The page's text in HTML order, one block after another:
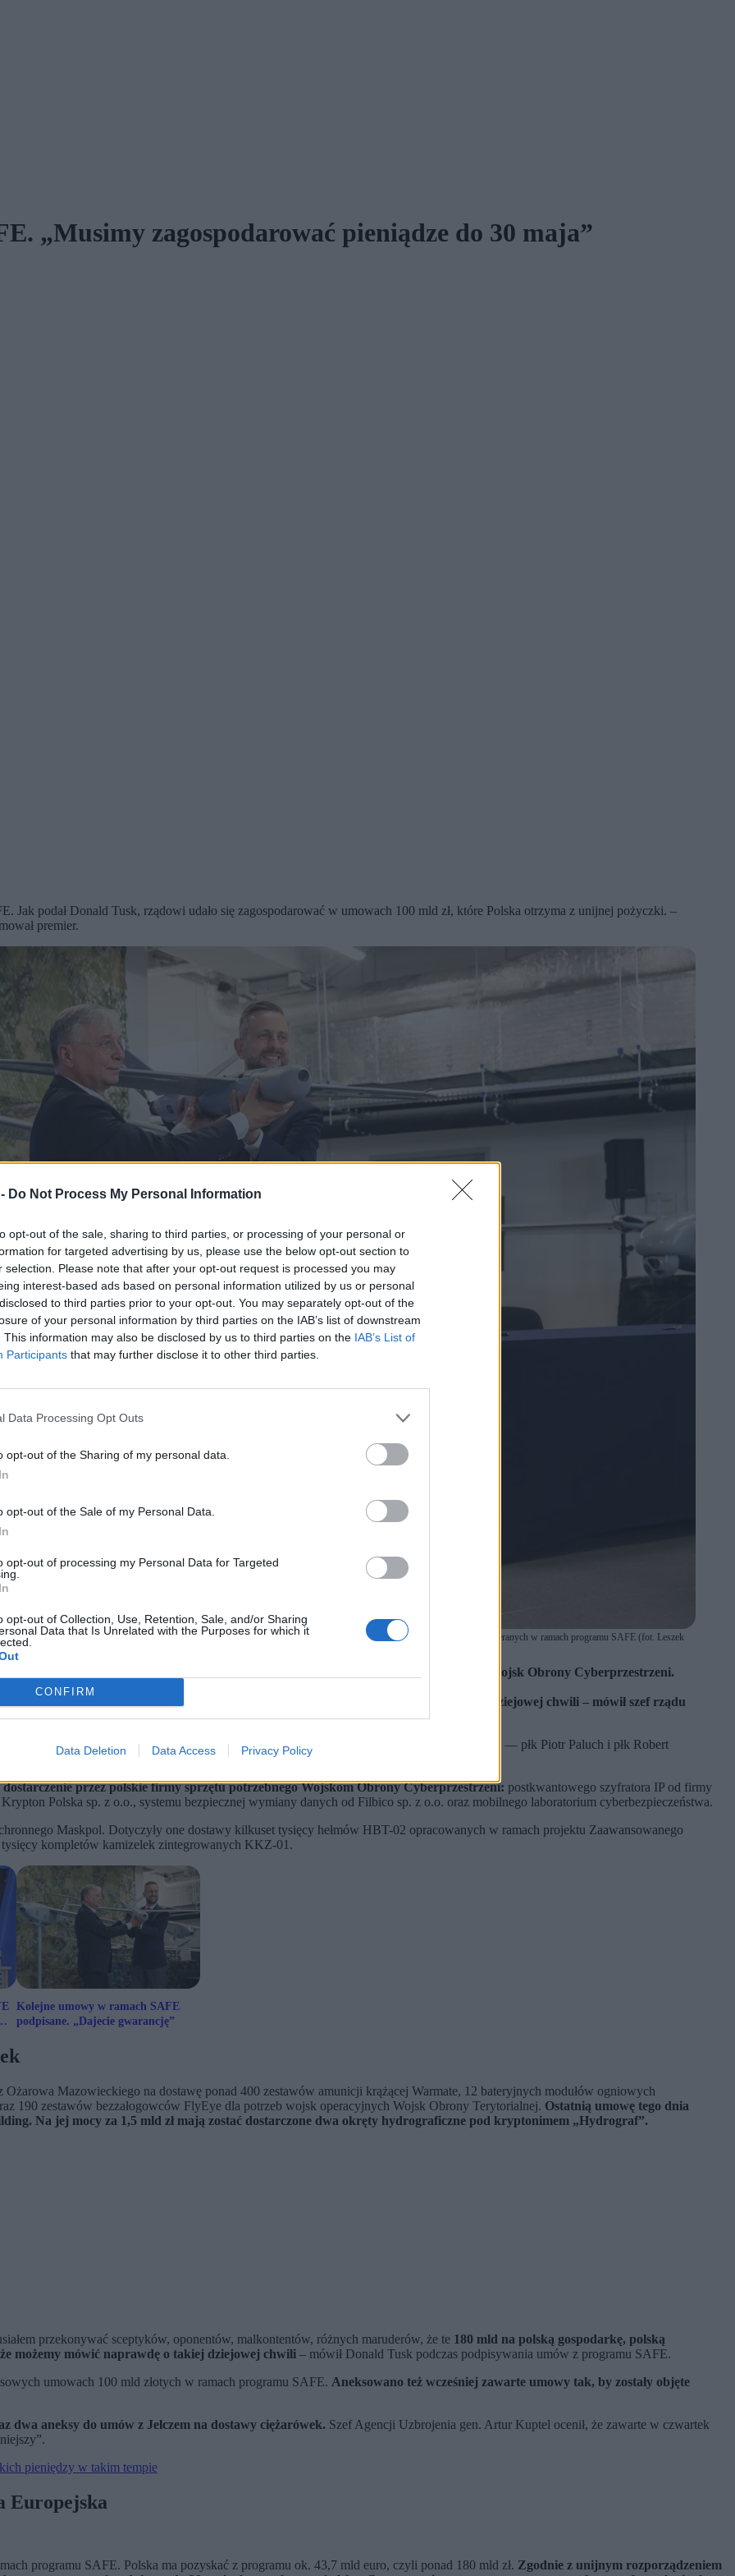
Do Not Process My Personal Information
opt-out of the sale, sharing to third parties, or processing of your personal or
for targeted advertising by us, please use the below opt-out section to
selection. Please note that after your opt-out request is processed you may
interest-based ads based on personal information utilized by us or personal
to third parties prior to your opt-out. You may separately opt-out of the
of your personal information by third parties on the IAB’s list of downstream
This information may also be disclosed by us to third parties on the IAB’s List of
Participants that may further disclose it to other third parties.
Data Processing Opt Outs
opt-out of the Sharing of my personal data.
opt-out of the Sale of my Personal Data.
opt-out of processing my Personal Data for Targeted
opt-out of Collection, Use, Retention, Sale, and/or Sharing
Data that Is Unrelated with the Purposes for which it
CONFIRM
Data Deletion Data Access Privacy Policy
„Musimy zagospodarować pieniądze do 30 maja”
Jak podał Donald Tusk, rządowi udało się zagospodarować w umowach 100 mld zł, które Polska otrzyma z unijnej pożyczki. –
premier.
Władysław Kosiniak-Kamysz (P) na uroczystości podpisania umów pomiędzy Agencją Uzbrojenia a Grupą WB, zawieranych w ramach programu SAFE (fot. Leszek
czwartek. Dotyczyły one dostaw m.in. dostaw specjalistycznego sprzętu na potrzeby Wojsk Obrony Cyberprzestrzeni.
z SAFE będzie korzystało ponad 10 tysięcy polskich firm.
wojsko to jest coś absolutnie bez precedensu i że możemy mówić naprawdę o takiej dziejowej chwili – mówił szef rządu
będzie reprezentował wiceszef MON Paweł Bejda i przedstawiciele Agencji Uzbrojenia — płk Piotr Paluch i płk Robert
bieżąco podczas konferencji.
przez polskie firmy sprzętu potrzebnego Wojskom Obrony Cyberprzestrzeni: postkwantowego szyfratora IP od firmy
Polska sp. z o.o., systemu bezpiecznej wymiany danych od Filbico sp. z o.o. oraz mobilnego laboratorium cyberbezpieczeństwa.
Maskpol. Dotyczyły one dostawy kilkuset tysięcy hełmów HBT-02 opracowanych w ramach projektu Zaawansowanego
kompletów kamizelek zintegrowanych KKZ-01.
Kolejne umowy w ramach SAFE
podpisane. „Dajecie gwarancję”
Mazowieckiego na dostawę ponad 400 zestawów amunicji krążącej Warmate, 12 bateryjnych modułów ogniowych
190 zestawów bezzałogowców FlyEye dla potrzeb wojsk operacyjnych Wojsk Obrony Terytorialnej. Ostatnią umowę tego dnia
Na jej mocy za 1,5 mld zł mają zostać dostarczone dwa okręty hydrograficzne pod kryptonimem „Hydrograf”.
przekonywać sceptyków, oponentów, malkontentów, różnych maruderów, że te 180 mld na polską gospodarkę, polską
możemy mówić naprawdę o takiej dziejowej chwili – mówił Donald Tusk podczas podpisywania umów z programu SAFE.
umowach 100 mld złotych w ramach programu SAFE. Aneksowano też wcześniej zawarte umowy tak, by zostały objęte
dwa aneksy do umów z Jelczem na dostawy ciężarówek. Szef Agencji Uzbrojenia gen. Artur Kuptel ocenił, że zawarte w czwartek
pieniędzy w takim tempie
Europejska
programu SAFE. Polska ma pozyskać z programu ok. 43,7 mld euro, czyli ponad 180 mld zł. Zgodnie z unijnym rozporządzeniem